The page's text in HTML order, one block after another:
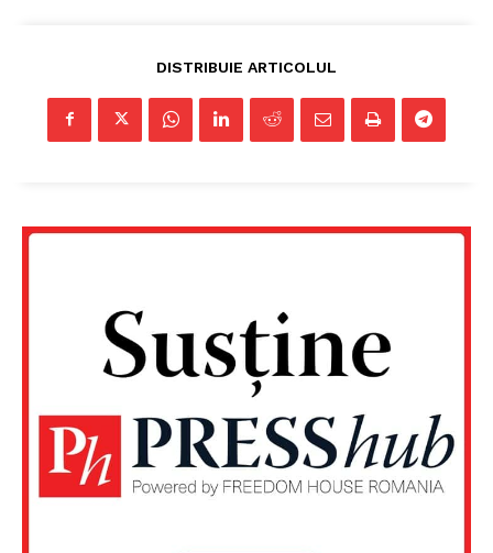
Un proiect
FREEDOM HOUSE ROMÂNIA
DISTRIBUIE ARTICOLUL